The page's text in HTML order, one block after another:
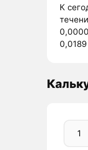
К
0,0189